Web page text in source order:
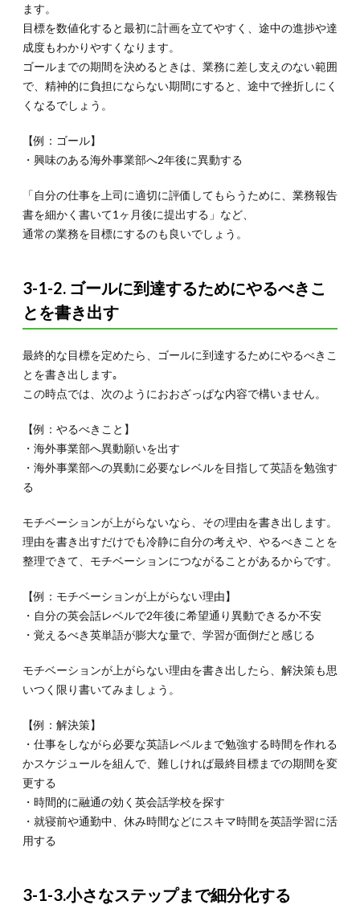
工夫
して
やる
気向
上！
仕事
で成
う
ます。
目標を数値化すると最初に計画を立てやすく、途中の進捗や達
成度もわかりやすくなります。
ゴールまでの期間を決めるときは、業務に差し支えのない範囲
で、精神的に負担にならない期間にすると、途中で挫折しにく
くなるでしょう。
【例：ゴール】
・興味のある海外事業部へ2年後に異動する
「自分の仕事を上司に適切に評価してもらうために、業務報告
書を細かく書いて1ヶ月後に提出する」など、
通常の業務を目標にするのも良いでしょう。
3-1-2. ゴールに到達するためにやるべきこ
とを書き出す
最終的な目標を定めたら、ゴールに到達するためにやるべきこ
とを書き出します｡
この時点では、次のようにおおざっぱな内容で構いません。
【例：やるべきこと】
・海外事業部へ異動願いを出す
・海外事業部への異動に必要なレベルを目指して英語を勉強す
る
モチベーションが上がらないなら、その理由を書き出します。
理由を書き出すだけでも冷静に自分の考えや、やるべきことを
整理できて、モチベーションにつながることがあるからです。
【例：モチベーションが上がらない理由】
・自分の英会話レベルで2年後に希望通り異動できるか不安
・覚えるべき英単語が膨大な量で、学習が面倒だと感じる
モチベーションが上がらない理由を書き出したら、解決策も思
いつく限り書いてみましょう。
【例：解決策】
・仕事をしながら必要な英語レベルまで勉強する時間を作れる
かスケジュールを組んで、難しければ最終目標までの期間を変
更する
・時間的に融通の効く英会話学校を探す
・就寝前や通勤中、休み時間などにスキマ時間を英語学習に活
用する
3-1-3.小さなステップまで細分化する